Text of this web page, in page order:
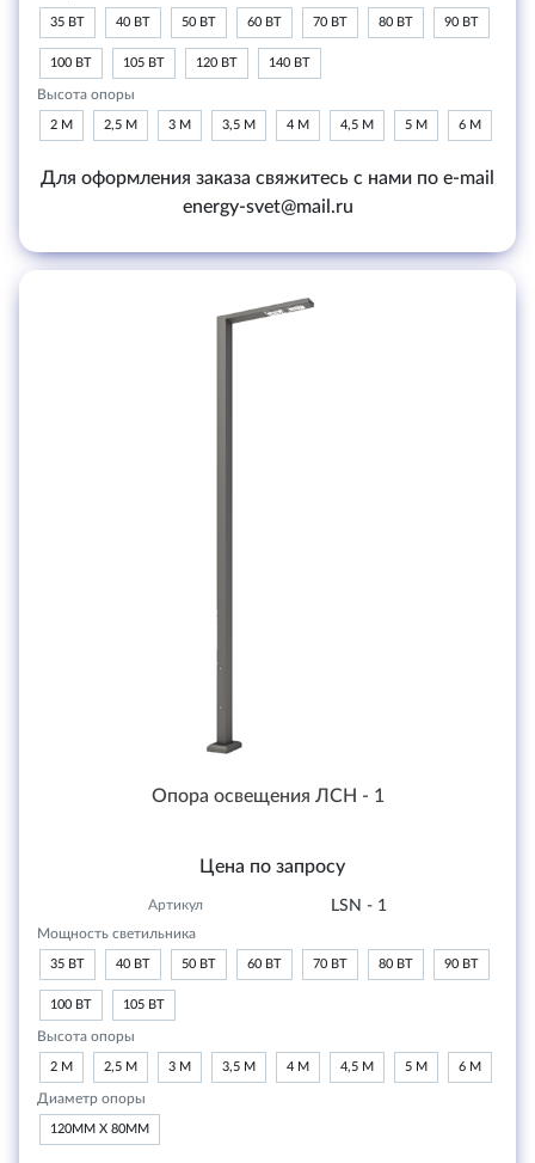
35 ВТ 40 ВТ 50 ВТ 60 ВТ 70 ВТ 80 ВТ 90 ВТ
100 ВТ 105 ВТ 120 ВТ 140 ВТ
Высота опоры
2 М 2,5 М 3 М 3,5 М 4 М 4,5 М 5 М 6 М
Для оформления заказа свяжитесь с нами по e-mail
energy-svet@mail.ru
Опора освещения ЛСН - 1
Цена по запросу
Артикул LSN - 1
Мощность светильника
35 ВТ 40 ВТ 50 ВТ 60 ВТ 70 ВТ 80 ВТ 90 ВТ
100 ВТ 105 ВТ
Высота опоры
2 М 2,5 М 3 М 3,5 М 4 М 4,5 М 5 М 6 М
Диаметр опоры
120ММ Х 80ММ